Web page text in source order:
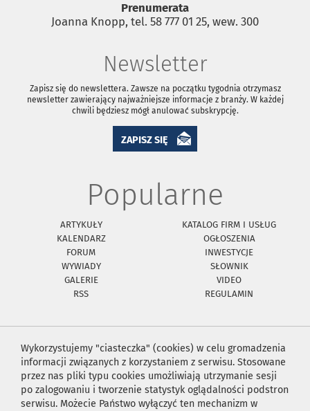
Prenumerata
Joanna Knopp, tel. 58 777 01 25, wew. 300
Newsletter
Zapisz się do newslettera. Zawsze na początku tygodnia otrzymasz
newsletter zawierający najważniejsze informacje z branży. W każdej
chwili będziesz mógł anulować subskrypcję.
ZAPISZ SIĘ
Popularne
ARTYKUŁY
KATALOG FIRM I USŁUG
KALENDARZ
OGŁOSZENIA
FORUM
INWESTYCJE
WYWIADY
SŁOWNIK
GALERIE
VIDEO
RSS
REGULAMIN
Wykorzystujemy "ciasteczka" (cookies) w celu gromadzenia
informacji związanych z korzystaniem z serwisu. Stosowane
przez nas pliki typu cookies umożliwiają utrzymanie sesji
po zalogowaniu i tworzenie statystyk oglądalności podstron
serwisu. Możecie Państwo wyłączyć ten mechanizm w